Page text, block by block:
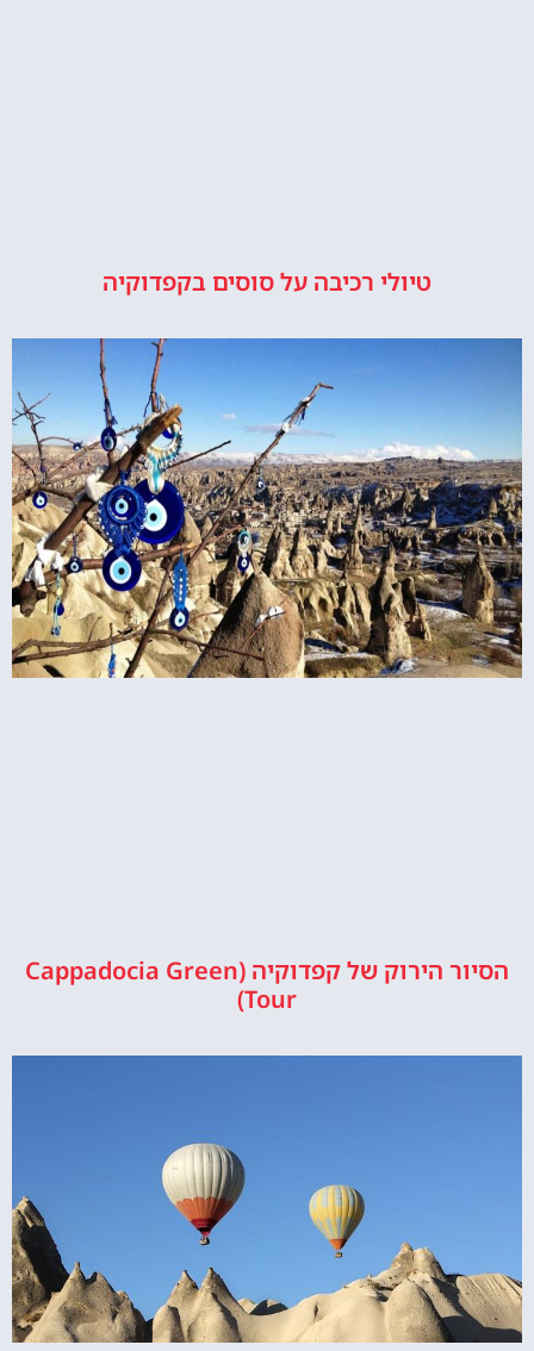
טיולי רכיבה על סוסים בקפדוקיה
הסיור הירוק של קפדוקיה (Cappadocia Green
Tour)